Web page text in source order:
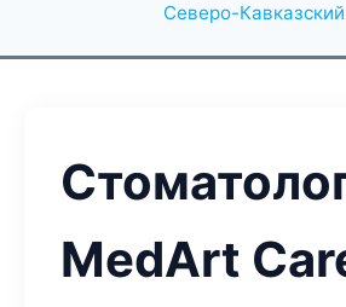
Северо-
MedArt